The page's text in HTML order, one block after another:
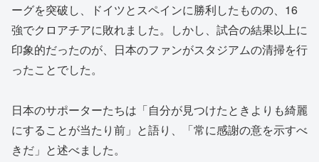
ーグを突破し、ドイツとスペインに勝利したものの、16
強でクロアチアに敗れました。しかし、試合の結果以上に
印象的だったのが、日本のファンがスタジアムの清掃を行
ったことでした。
日本のサポーターたちは「自分が見つけたときよりも綺麗
にすることが当たり前」と語り、「常に感謝の意を示すべ
きだ」と述べました。